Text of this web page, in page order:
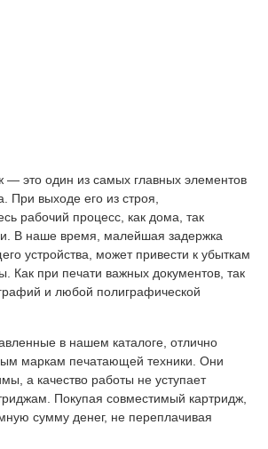
— это один из самых главных элементов
При выходе его из строя,
рабочий процесс, как дома, так
В наше время, малейшая задержка
устройства, может привести к убыткам
Как при печати важных документов, так
и любой полиграфической
в нашем каталоге, отлично
маркам печатающей техники. Они
а качество работы не уступает
Покупая совместимый картридж,
сумму денег, не переплачивая